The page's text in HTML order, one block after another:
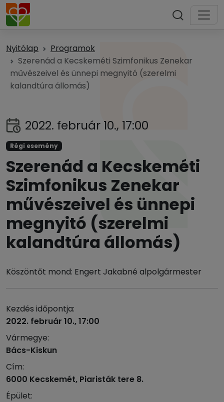
Nyitólap
Programok
Szerenád a Kecskeméti Szimfonikus Zenekar
művészeivel és ünnepi megnyitó (szerelmi
kalandtúra állomás)
2022. február 10., 17:00
Régi esemény
Szerenád a Kecskeméti
Szimfonikus Zenekar
művészeivel és ünnepi
megnyitó (szerelmi
kalandtúra állomás)
Köszöntőt mond: Engert Jakabné alpolgármester
Kezdés időpontja:
2022. február 10., 17:00
Vármegye:
Bács-Kiskun
Cím:
6000 Kecskemét, Piaristák tere 8.
Épület: